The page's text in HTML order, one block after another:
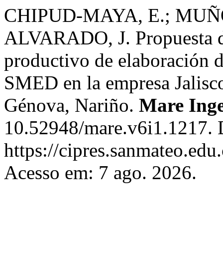
CHIPUD-MAYA, E.;
ALVARADO, J. Propuesta
productivo de elaboración
SMED en la empresa
Génova, Nariño. Mare
10.52948/mare.v6i1.1217.
https://
Acesso em: 7 ago. 2026.